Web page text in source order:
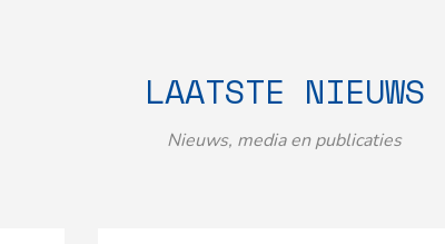
LAATSTE NIEUWS
Nieuws, media en publicaties